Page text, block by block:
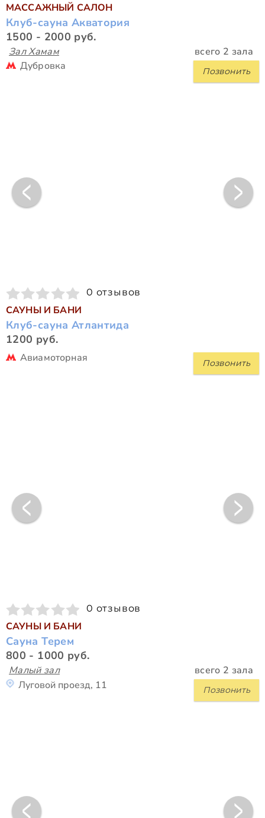
МАССАЖНЫЙ САЛОН
Клуб-сауна Акватория
1500 - 2000 руб.
Зал Хамам всего 2 зала
Позвонить
Дубровка
0 отзывов
САУНЫ И БАНИ
Клуб-сауна Атлантида
1200 руб.
Позвонить
Авиамоторная
0 отзывов
САУНЫ И БАНИ
Сауна Терем
800 - 1000 руб.
Малый зал всего 2 зала
Позвонить
Луговой проезд, 11